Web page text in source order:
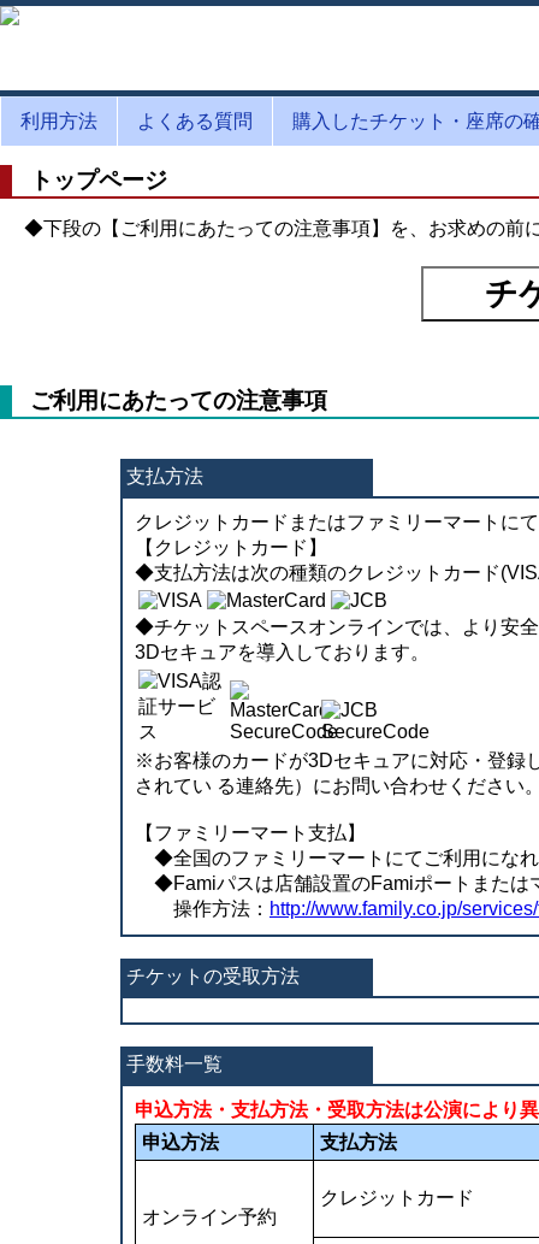
利用方法 よくある質問 購入したチケット・座席の
トップページ
◆下段の【ご利用にあたっての注意事項】を、お求めの前
ご利用にあたっての注意事項
支払方法
クレジットカードまたはファミリーマートに
【クレジットカード】
◆支払方法は次の種類のクレジットカード
◆チケットスペースオンラインでは、より安
3Dセキュアを導入しております。
※お客様のカードが3Dセキュアに対応・登録
されてい る連絡先）にお問い合わせください
【ファミリーマート支払】
◆全国のファミリーマートにてご利用にな
◆Famiパスは店舗設置のFamiポートまたは
操作方法： http://www.family.co.jp/
チケットの受取方法
手数料一覧
申込方法・支払方法・受取方法は公演により
申込方法
支払方法
オンライン予約
クレジットカード